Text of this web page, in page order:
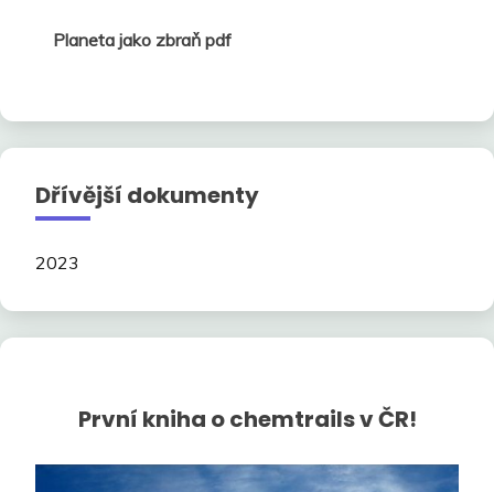
Planeta jako zbraň pdf
Dřívější dokumenty
2023
První kniha o chemtrails v ČR!